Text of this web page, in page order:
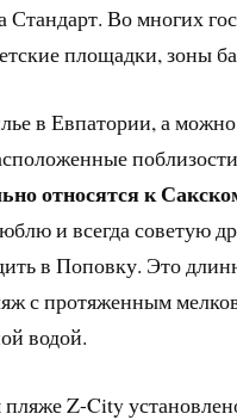
Стандарт. Во многих
площадки, зоны
в Евпатории, а можно
относятся к
и всегда советую
в Поповку. Это
с протяженным
водой.
Z-City